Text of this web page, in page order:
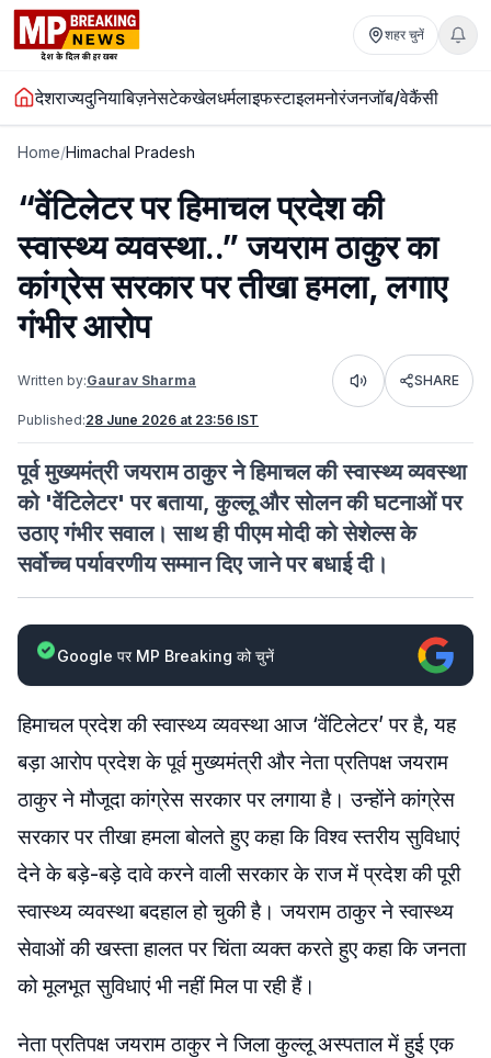
शहर चुनें
देशराज्यदुनियाबिज़नेसटेकखेलधर्मलाइफस्टाइलमनोरंजनजॉब/वेकैंसी
Home/Himachal Pradesh
“वेंटिलेटर पर हिमाचल प्रदेश की
स्वास्थ्य व्यवस्था..” जयराम ठाकुर का
कांग्रेस सरकार पर तीखा हमला, लगाए
गंभीर आरोप
Written by:Gaurav Sharma Listen SHARE
Published:28 June 2026 at 23:56 IST
पूर्व मुख्यमंत्री जयराम ठाकुर ने हिमाचल की स्वास्थ्य व्यवस्था
को 'वेंटिलेटर' पर बताया, कुल्लू और सोलन की घटनाओं पर
उठाए गंभीर सवाल। साथ ही पीएम मोदी को सेशेल्स के
सर्वोच्च पर्यावरणीय सम्मान दिए जाने पर बधाई दी।
Google पर MP Breaking को चुनें
हिमाचल प्रदेश की स्वास्थ्य व्यवस्था आज ‘वेंटिलेटर’ पर है, यह
बड़ा आरोप प्रदेश के पूर्व मुख्यमंत्री और नेता प्रतिपक्ष जयराम
ठाकुर ने मौजूदा कांग्रेस सरकार पर लगाया है। उन्होंने कांग्रेस
सरकार पर तीखा हमला बोलते हुए कहा कि विश्व स्तरीय सुविधाएं
देने के बड़े-बड़े दावे करने वाली सरकार के राज में प्रदेश की पूरी
स्वास्थ्य व्यवस्था बदहाल हो चुकी है। जयराम ठाकुर ने स्वास्थ्य
सेवाओं की खस्ता हालत पर चिंता व्यक्त करते हुए कहा कि जनता
को मूलभूत सुविधाएं भी नहीं मिल पा रही हैं।
नेता प्रतिपक्ष जयराम ठाकुर ने जिला कुल्लू अस्पताल में हुई एक